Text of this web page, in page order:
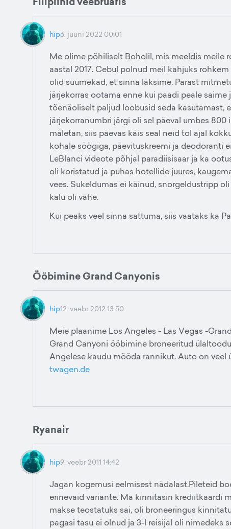
hip6. juuni 2022 00:01
Me olime põhiliselt Boholil, mis meeldis meile
aastal 2017. Cebul polnud meil kahjuks
olid süümekad, et sinna läksime. Pärast
järjekorras ootama enne kui paadi peale
tõenäoliselt paljud loobusid seda kasutamast,
järjekorranumbri järgi oli sel päeval umbes
mäletan, siis päevas käis seal neid tol ajal
kohale söögiga, päevituskreemi ja deodoranti
LeBlanci videote põhjal paradiisisaar ja ka
oli koristatud ja puhas hotellide juures,
vees. Sukeldumas ei käinud, snorgeldustripp
kalu oli vähe.
Kui peaks veel sinna sattuma, siis vaataks ka
Ööbimine Grand Canyonis
hip12. veebr 2012 13:50
Meie plaanime Los Angeles - Las Vegas -
Grand Canyoni ööbimine broneeritud
Angelese kaudu mööda rannikut. Auto on veel
twagen.de
Ryanair
hip9. veebr 2011 14:42
Jagan kogemusi eelmisest nädalast.Pileteid
erinevaid variante. Ma kinnitasin krediitkaardi
makse teostatuks sai, oli broneeringus
pagasi tasu ei olnud ja 3-l reisijal oli nimedeks